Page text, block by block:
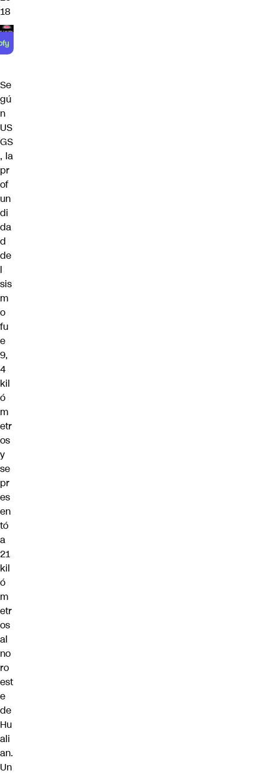
18
Se
gú
n
US
GS
, la
pr
of
un
di
da
d
de
l
sis
m
o
fu
e
9,
4
kil
ó
m
etr
os
y
se
pr
es
en
tó
a
21
kil
ó
m
etr
os
al
no
ro
est
e
de
Hu
ali
an.
Un